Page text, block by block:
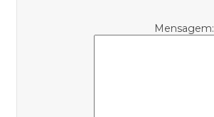
Mensagem: